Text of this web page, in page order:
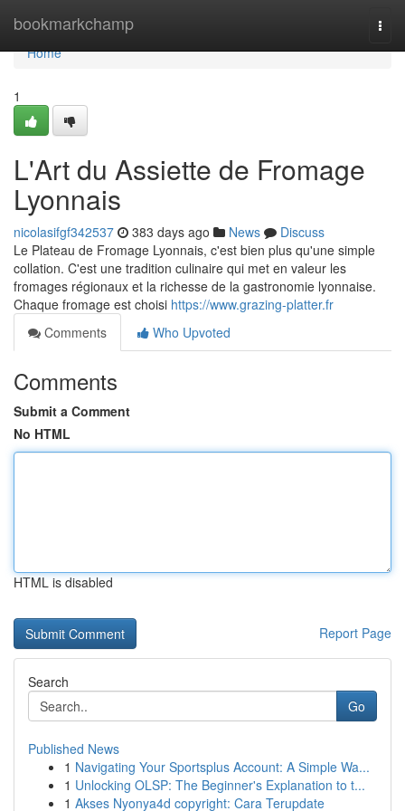
bookmarkchamp
Home
Home
1
L'Art du Assiette de Fromage
Lyonnais
nicolasifgf342537 383 days ago News
Discuss
Le Plateau de Fromage Lyonnais, c'est bien plus qu'une simple
collation. C'est une tradition culinaire qui met en valeur les
fromages régionaux et la richesse de la gastronomie lyonnaise.
Chaque fromage est choisi https://www.grazing-platter.fr
Comments
Who Upvoted
Comments
Submit a Comment
No HTML
HTML is disabled
Report Page
Search
Go
Published News
1 Navigating Your Sportsplus Account: A Simple Wa...
1 Unlocking OLSP: The Beginner's Explanation to t...
1 Akses Nyonya4d copyright: Cara Terupdate